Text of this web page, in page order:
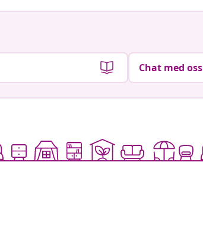
Chat med oss